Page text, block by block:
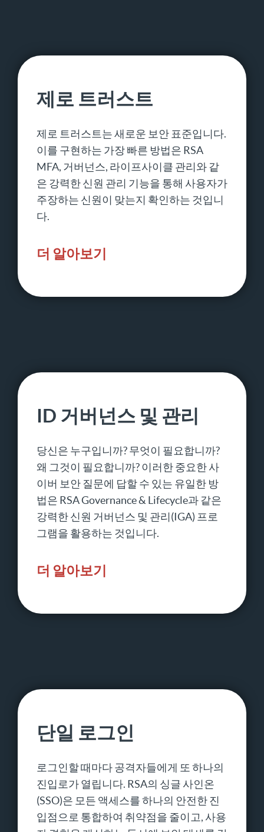
제로 트러스트
제로 트러스트는 새로운 보안 표준입니다.
이를 구현하는 가장 빠른 방법은 RSA
MFA, 거버넌스, 라이프사이클 관리와 같
은 강력한 신원 관리 기능을 통해 사용자가
주장하는 신원이 맞는지 확인하는 것입니
다.
더 알아보기
ID 거버넌스 및 관리
당신은 누구입니까? 무엇이 필요합니까?
왜 그것이 필요합니까? 이러한 중요한 사
이버 보안 질문에 답할 수 있는 유일한 방
법은 RSA Governance & Lifecycle과 같은
강력한 신원 거버넌스 및 관리(IGA) 프로
그램을 활용하는 것입니다.
더 알아보기
단일 로그인
로그인할 때마다 공격자들에게 또 하나의
진입로가 열립니다. RSA의 싱글 사인온
(SSO)은 모든 액세스를 하나의 안전한 진
입점으로 통합하여 취약점을 줄이고, 사용